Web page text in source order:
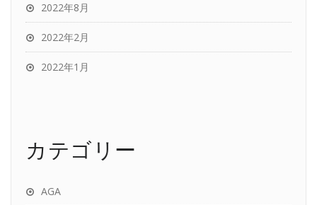
2022年8月
2022年2月
2022年1月
カテゴリー
AGA